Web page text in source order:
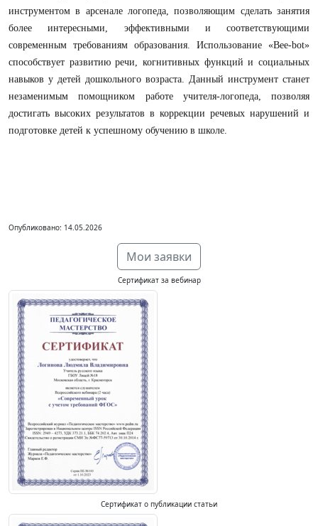
инструментом в арсенале логопеда, позволяющим сделать занятия
более интересными, эффективными и соответствующими
современным требованиям образования. Использование «Bee-bot»
способствует развитию речи, когнитивных функций и социальных
навыков у детей дошкольного возраста. Данный инструмент станет
незаменимым помощником работе учителя-логопеда, позволяя
достигать высоких результатов в коррекции речевых нарушений и
подготовке детей к успешному обучению в школе.
Опубликовано: 14.05.2026
Мои заявки
Сертификат за вебинар
Сертификат о публикации статьи